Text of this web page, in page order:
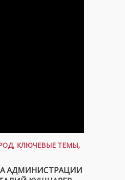
, КЛЮЧЕВЫЕ ТЕМЫ,
АДМИНИСТРАЦИИ